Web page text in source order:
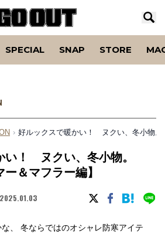
SPECIAL SNAP STORE
› 好ルックスで暖かい！ ヌクい、冬小物。
い！ ヌクい、冬小物。
ー＆マフラー編】
2025.01.03
、 冬ならではのオシャレ防寒アイテ